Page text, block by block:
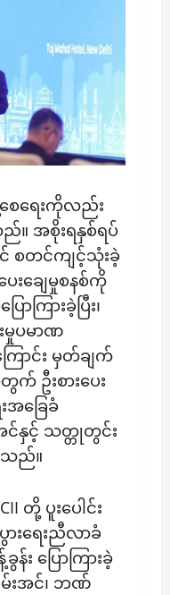
ရေးကိုလည်း
။ အစိုးရနှစ်ရပ်
စတင်ကျင့်သုံးခဲ့
းချေမှုစနစ်ကို
ကြားခဲ့ပြီး၊
မှုပမာဏ
ာင်း မှတ်ချက်
က် ဦးစားပေး
အခြေခံ
င်နှင့် သတ္တုတွင်း
သည်။
တို့ ပူးပေါင်း
ားရေးညီလာခံ
း ပြောကြားခဲ့
စွမ်းအင်၊ ဘဏ်